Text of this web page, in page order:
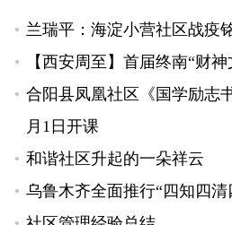
兰瑞平：海淀小营社区战疫
【西安周至】首届终南“财
合阳县凤凰社区《国学励志
月1日开课
和谐社区升起的一朵祥云
乌鲁木齐全面推行“四知四清